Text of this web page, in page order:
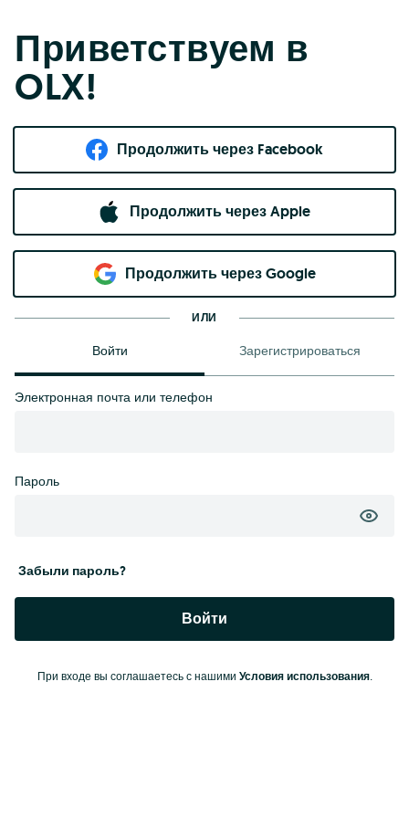
Приветствуем в
OLX!
Продолжить через Facebook
Продолжить через Apple
Продолжить через Google
ИЛИ
Войти Зарегистрироваться
Электронная почта или телефон
Пароль
Забыли пароль?
Войти
При входе вы соглашаетесь с нашими Условия использования.